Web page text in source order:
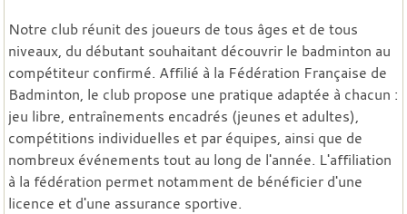
Notre club réunit des joueurs de tous âges et de tous
niveaux, du débutant souhaitant découvrir le badminton au
compétiteur confirmé. Affilié à la Fédération Française de
Badminton, le club propose une pratique adaptée à chacun :
jeu libre, entraînements encadrés (jeunes et adultes),
compétitions individuelles et par équipes, ainsi que de
nombreux événements tout au long de l'année. L'affiliation
à la fédération permet notamment de bénéficier d'une
licence et d'une assurance sportive.